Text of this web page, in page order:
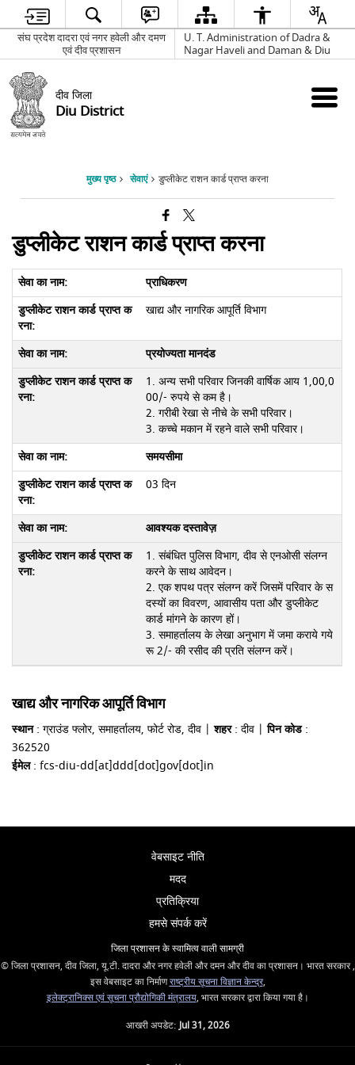
संघ प्रदेश दादरा एवं नगर हवेली और दमण
एवं दीव प्रशासन
U. T. Administration of Dadra &
Nagar Haveli and Daman & Diu
दीव जिला
Diu District
मुख्य पृष्ठ सेवाएं डुप्लीकेट राशन कार्ड प्राप्त करना
डुप्लीकेट राशन कार्ड प्राप्त करना
प्राधिकरण
खाद्य और नागरिक आपूर्ति विभाग
प्रयोज्यता मानदंड
1. अन्य सभी परिवार जिनकी वार्षिक आय 1,00,0
00/- रुपये से कम है।
2. गरीबी रेखा से नीचे के सभी परिवार।
3. कच्चे मकान में रहने वाले सभी परिवार।
समयसीमा
03 दिन
आवश्यक दस्तावेज़
1. संबंधित पुलिस विभाग, दीव से एनओसी संलग्न
करने के साथ आवेदन।
2. एक शपथ पत्र संलग्न करें जिसमें परिवार के स
दस्यों का विवरण, आवासीय पता और डुप्लीकेट
कार्ड मांगने के कारण हों।
3. समाहर्तालय के लेखा अनुभाग में जमा कराये गये
रू 2/- की रसीद की प्रति संलग्न करें।
खाद्य और नागरिक आपूर्ति विभाग
स्थान: ग्राउंड फ्लोर, समाहर्तालय, फोर्ट रोड, दीव |शहर: दीव |पिन कोड:
362520
ईमेल: fcs-diu-dd[at]ddd[dot]gov[dot]in
वेबसाइट नीति
मदद
प्रतिक्रिया
हमसे संपर्क करें
जिला प्रशासन के स्वामित्व वाली सामग्री
© जिला प्रशासन, दीव जिला, यू.टी. दादरा और नगर हवेली और दमन और दीव का प्रशासन। भारत सरकार ,
इस वेबसाइट का निर्माणराष्ट्रीय सूचना विज्ञान केन्द्र,
इलेक्ट्रानिक्स एवं सूचना प्रौद्योगिकी मंत्रालय, भारत सरकार द्वारा किया गया है।
आखरी अपडेट:Jul 31, 2026